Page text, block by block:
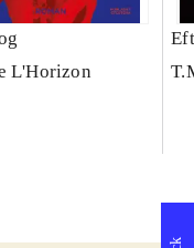
L'Horizon